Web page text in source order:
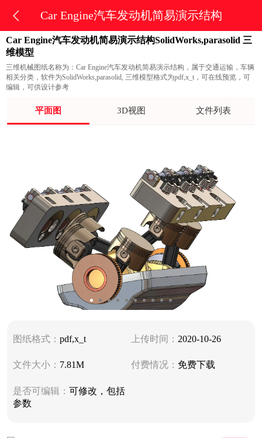
Car Engine汽车发动机简易演示结构
Car Engine汽车发动机简易演示结构SolidWorks,parasolid 三
维模型
三维机械图纸名称为：Car Engine汽车发动机简易演示结构，属于交通运输，车辆
相关分类，软件为SolidWorks,parasolid, 三维模型格式为pdf,x_t，可在线预览，可
编辑，可供设计参考
平面图 3D视图 文件列表
图纸格式： pdf,x_t 上传时间： 2020-10-26
文件大小： 7.81M 付费情况： 免费下载
是否可编辑： 可修改，包括
参数